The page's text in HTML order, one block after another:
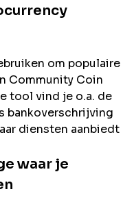
om populaire
Community Coin
tool vind je o.a. de
bankoverschrijving
diensten aanbiedt
waar je